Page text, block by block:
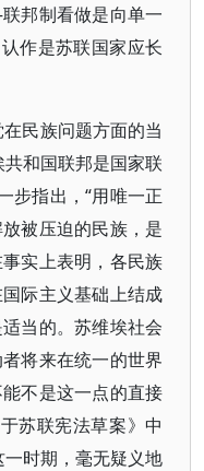
邦制看做是向单一
作是苏联国家应长
民族问题方面的当
和国联邦是国家联
步指出，“用唯一正
被压迫的民族，是
实上表明，各民族
际主义基础上结成
当的。苏维埃社会
将来在统一的世界
不是这一点的直接
苏联宪法草案》中
时期，毫无疑义地